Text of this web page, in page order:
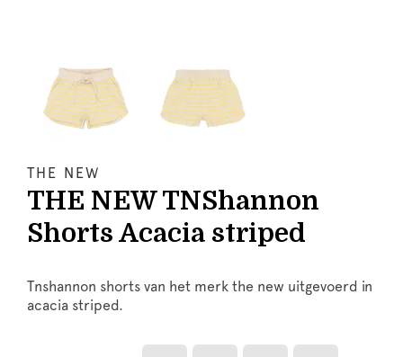
THE NEW
THE NEW TNShannon
Shorts Acacia striped
Tnshannon shorts van het merk the new uitgevoerd in
acacia striped.